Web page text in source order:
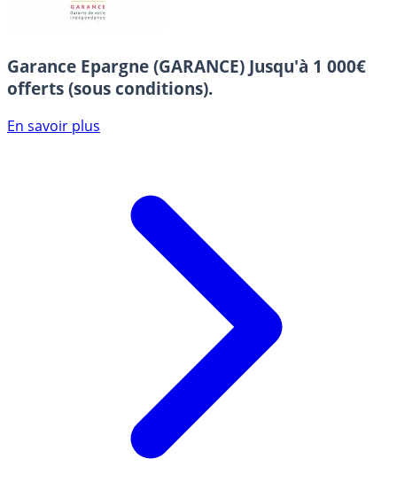
Garance Epargne (GARANCE) Jusqu'à 1 000€
offerts (sous conditions).
En savoir plus